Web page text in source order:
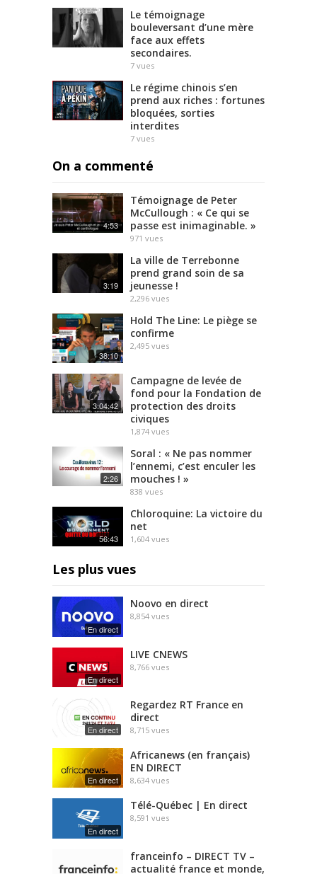
Le témoignage
bouleversant d’une mère
face aux effets
secondaires.
7 vues
Le régime chinois s’en
prend aux riches : fortunes
bloquées, sorties
interdites
7 vues
On a commenté
4:53
Témoignage de Peter
McCullough : « Ce qui se
passe est inimaginable. »
971 vues
3:19
La ville de Terrebonne
prend grand soin de sa
jeunesse !
2,296 vues
38:10
Hold The Line: Le piège se
confirme
2,495 vues
3:04:42
Campagne de levée de
fond pour la Fondation de
protection des droits
civiques
1,874 vues
2:26
Soral : « Ne pas nommer
l’ennemi, c’est enculer les
mouches ! »
838 vues
56:43
Chloroquine: La victoire du
net
1,604 vues
Les plus vues
En direct
Noovo en direct
8,854 vues
En direct
LIVE CNEWS
8,766 vues
En direct
Regardez RT France en
direct
8,715 vues
En direct
Africanews (en français)
EN DIRECT
8,634 vues
En direct
Télé-Québec | En direct
8,591 vues
franceinfo – DIRECT TV –
actualité france et monde,